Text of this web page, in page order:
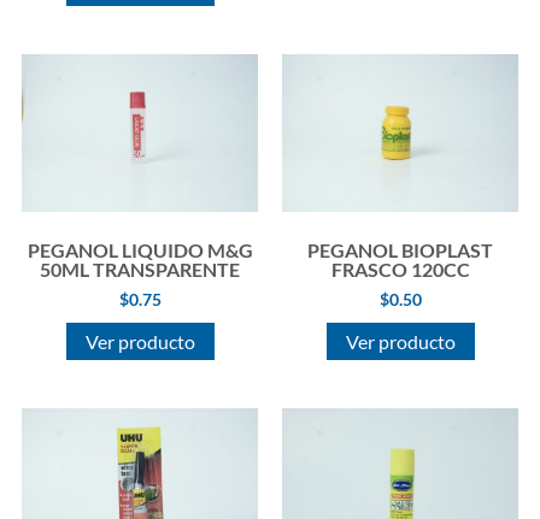
PEGANOL LIQUIDO M&G
50ML TRANSPARENTE
$0.75
Ver producto
PEGANOL BIOPLAST
FRASCO 120CC
$0.50
Ver producto